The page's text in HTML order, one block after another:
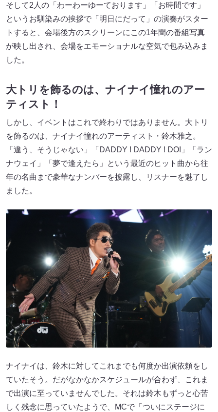
そして2人の「わーわーゆーております」「お時間です」
というお馴染みの挨拶で「明日にだって」の演奏がスター
トすると、会場後方のスクリーンにこの1年間の番組写真
が映し出され、会場をエモーショナルな空気で包み込みま
した。
大トリを飾るのは、ナイナイ憧れのアー
ティスト！
しかし、イベントはこれで終わりではありません。大トリ
を飾るのは、ナイナイ憧れのアーティスト・鈴木雅之。
「違う、そうじゃない」「DADDY ! DADDY ! DO!」「ラン
ナウェイ」「夢で逢えたら」という最近のヒット曲から往
年の名曲まで豪華なナンバーを披露し、リスナーを魅了し
ました。
ナイナイは、鈴木に対してこれまでも何度か出演依頼をし
ていたそう。だがなかなかスケジュールが合わず、これま
で出演に至っていませんでした。それは鈴木もずっと心苦
しく残念に思っていたようで、MCで「ついにステージに